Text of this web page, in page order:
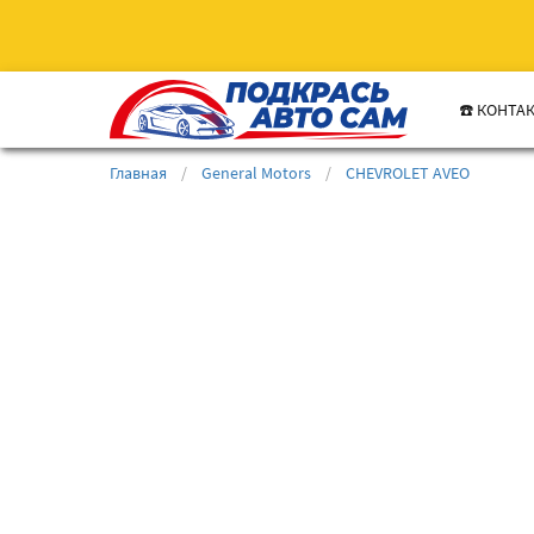
☎️
Главная / General Motors / CHEVROLET AVEO